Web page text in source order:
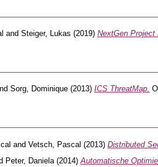
and Steiger, Lukas (2019) NextGen Project
Sorg, Dominique (2013) ICS ThreatMap.
and Vetsch, Pascal (2013) Distributed
Peter, Daniela(2014)Automatische